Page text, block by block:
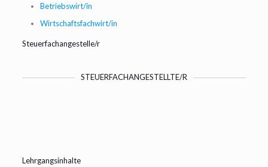
Betriebswirt/in
Wirtschaftsfachwirt/in
Steuerfachangestelle/r
STEUERFACHANGESTELLTE/R
Lehrgangsinhalte